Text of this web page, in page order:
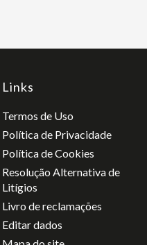
Links
Termos de Uso
Política de Privacidade
Política de Cookies
Resolução Alternativa de
Litígios
Livro de reclamações
Editar dados